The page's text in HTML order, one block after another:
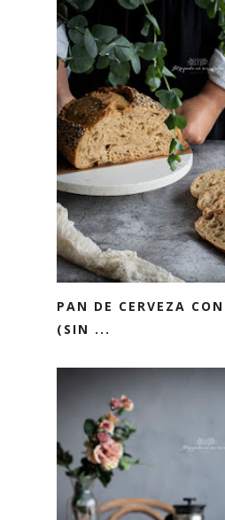
PAN DE CERVEZA
(SIN ...